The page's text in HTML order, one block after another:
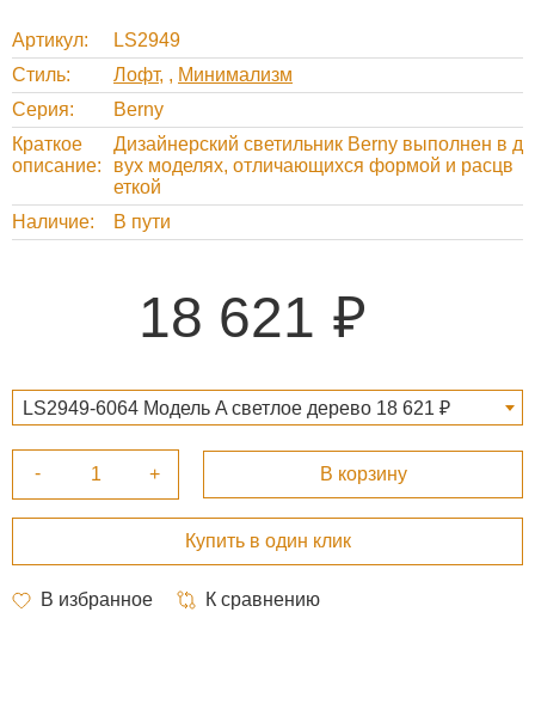
Артикул
LS2949
Стиль
Лофт , Минимализм
Серия
Berny
Краткое
описание
Дизайнерский светильник Berny выполнен в д
вух моделях, отличающихся формой и расцв
еткой
Наличие
В пути
18 621
LS2949-6064 Модель A светлое дерево 18 621 ₽